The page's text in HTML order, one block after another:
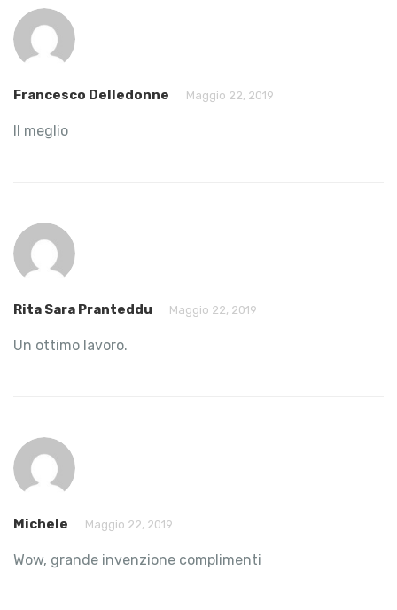
Francesco Delledonne Maggio 22, 2019
Il meglio
Rita Sara Pranteddu Maggio 22, 2019
Un ottimo lavoro.
Michele Maggio 22, 2019
Wow, grande invenzione complimenti